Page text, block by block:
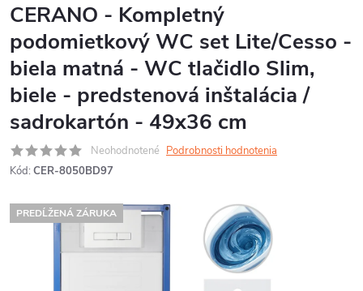
CERANO - Kompletný
podomietkový WC set Lite/Cesso -
biela matná - WC tlačidlo Slim,
biele - predstenová inštalácia /
sadrokartón - 49x36 cm
Neohodnotené Podrobnosti hodnotenia
Kód: CER-8050BD97
PREDĹŽENÁ ZÁRUKA